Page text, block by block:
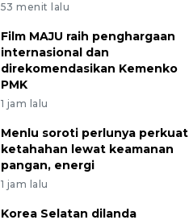
53 menit lalu
Film MAJU raih penghargaan
internasional dan
direkomendasikan Kemenko
PMK
1 jam lalu
Menlu soroti perlunya perkuat
ketahahan lewat keamanan
pangan, energi
1 jam lalu
Korea Selatan dilanda